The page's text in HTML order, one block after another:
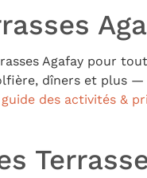
Agafay pour
dîners et plus
guide des activités &